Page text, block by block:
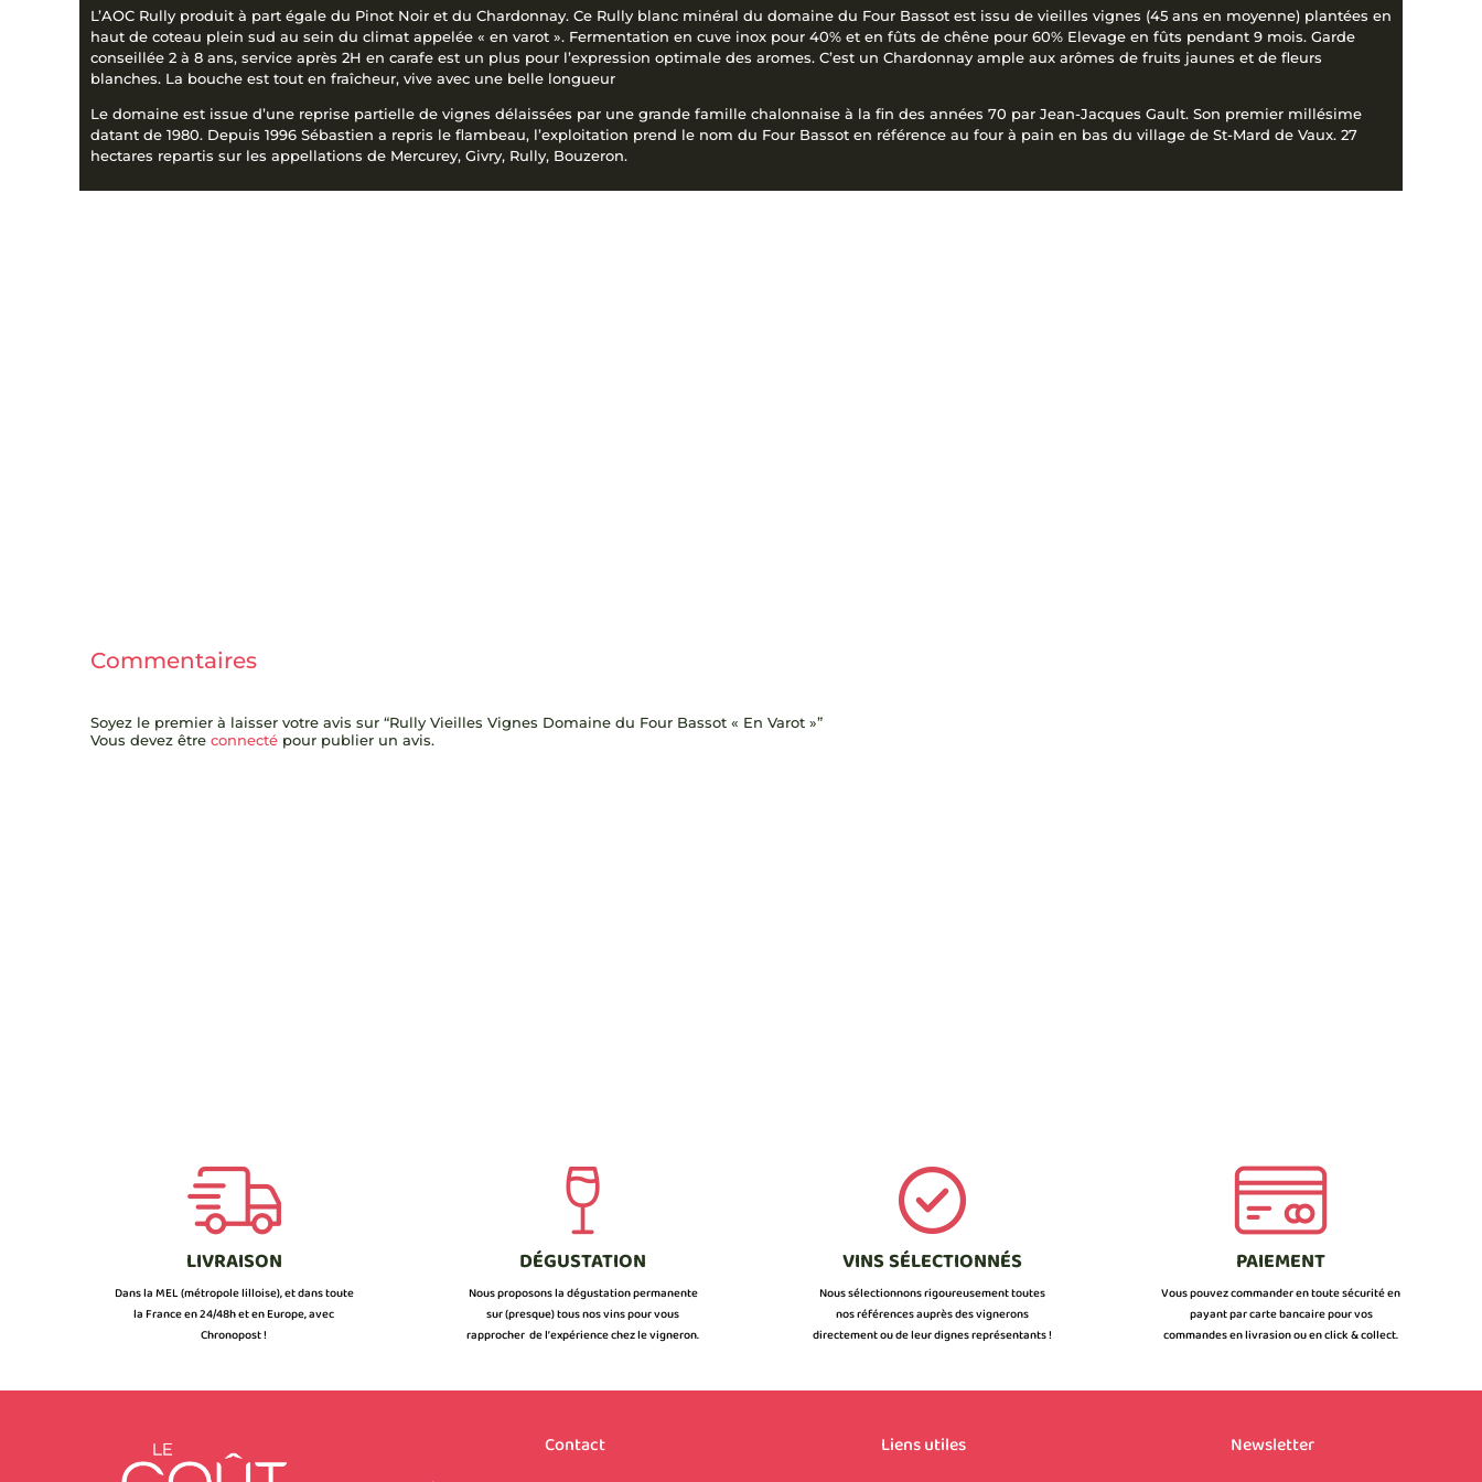
L’AOC Rully produit à part égale du Pinot Noir et du Chardonnay. Ce Rully blanc minéral du domaine du Four Bassot est issu de vieilles vignes (45 ans en moyenne) plantées en
haut de coteau plein sud au sein du climat appelée « en varot ». Fermentation en cuve inox pour 40% et en fûts de chêne pour 60% Elevage en fûts pendant 9 mois. Garde
conseillée 2 à 8 ans, service après 2H en carafe est un plus pour l’expression optimale des aromes. C’est un Chardonnay ample aux arômes de fruits jaunes et de fleurs
blanches. La bouche est tout en fraîcheur, vive avec une belle longueur
Le domaine est issue d’une reprise partielle de vignes délaissées par une grande famille chalonnaise à la fin des années 70 par Jean-Jacques Gault. Son premier millésime
datant de 1980. Depuis 1996 Sébastien a repris le flambeau, l’exploitation prend le nom du Four Bassot en référence au four à pain en bas du village de St-Mard de Vaux. 27
hectares repartis sur les appellations de Mercurey, Givry, Rully, Bouzeron.
Commentaires
Soyez le premier à laisser votre avis sur “Rully Vieilles Vignes Domaine du Four Bassot « En Varot »”
Vous devez être connecté pour publier un avis.
LIVRAISON
Dans la MEL (métropole lilloise), et dans toute
la France en 24/48h et en Europe, avec
Chronopost !
DÉGUSTATION
Nous proposons la dégustation permanente
sur (presque) tous nos vins pour vous
rapprocher de l’expérience chez le vigneron.
VINS SÉLECTIONNÉS
Nous sélectionnons rigoureusement toutes
nos références auprès des vignerons
directement ou de leur dignes représentants !
PAIEMENT
Vous pouvez commander en toute sécurité en
payant par carte bancaire pour vos
commandes en livrasion ou en click & collect.
Contact Liens utiles Newsletter